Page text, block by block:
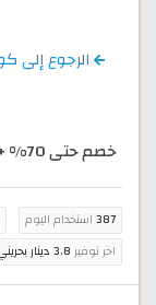
خصم حتى 70% + كوبون إضافي
387 استخدام اليوم
اخر توفير 3.8 دينار بحريني